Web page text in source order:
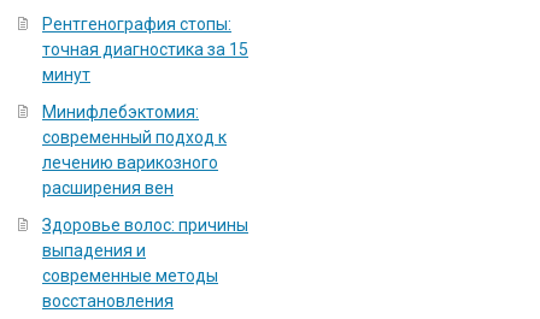
Рентгенография стопы:
точная диагностика за 15
минут
Минифлебэктомия:
современный подход к
лечению варикозного
расширения вен
Здоровье волос: причины
выпадения и
современные методы
восстановления